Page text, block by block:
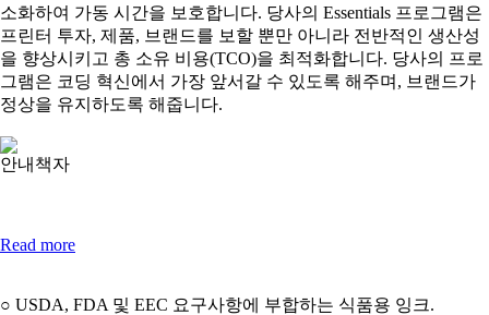
소화하여 가동 시간을 보호합니다. 당사의 Essentials 프로그램은
프린터 투자, 제품, 브랜드를 보할 뿐만 아니라 전반적인 생산성
을 향상시키고 총 소유 비용(TCO)을 최적화합니다. 당사의 프로
그램은 코딩 혁신에서 가장 앞서갈 수 있도록 해주며, 브랜드가
정상을 유지하도록 해줍니다.
안내책자
Read more
○ USDA, FDA 및 EEC 요구사항에 부합하는 식품용 잉크.